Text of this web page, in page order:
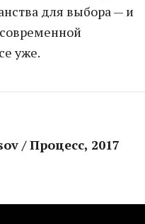
для выбора — и
уже.
/ Процесс, 2017